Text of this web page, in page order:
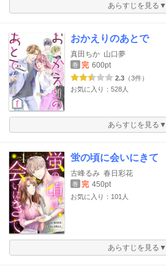
あらすじを見る▼
おかえりのあとで
真田ちか 山口夢
巻 完 600pt
2.3 （3件）
お気に入り：528人
あらすじを見る▼
蛍の頃に会いにきて
古峰るみ 春日彩花
巻 完 450pt
お気に入り：101人
あらすじを見る▼